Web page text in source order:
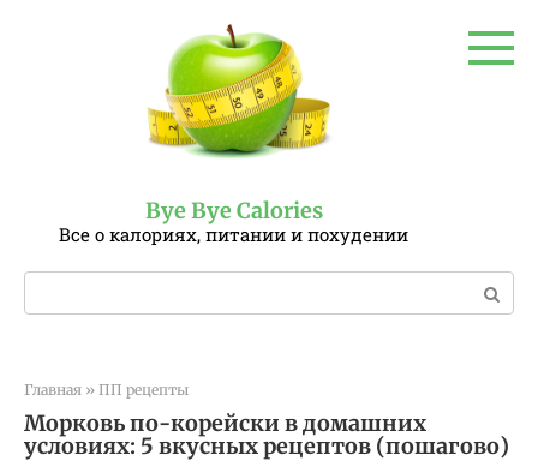
Bye Bye Calories
Все о калориях, питании и похудении
Поиск:
Главная » ПП рецепты
Морковь по-корейски в домашних
условиях: 5 вкусных рецептов (пошагово)